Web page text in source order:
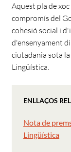
Aquest pla de
compromís del
cohesió social i
d'ensenyament
ciutadania sota
Lingüística.
ENLLAÇOS
Nota de
Lingüística